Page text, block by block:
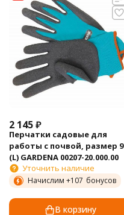
2 145₽
Перчатки садовые для
работы с почвой, размер 9
(L) GARDENA 00207-20.000.00
Уточнить наличие
Начислим +107 бонусов
В корзину